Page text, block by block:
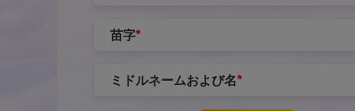
苗字*
ミドルネームおよび名*